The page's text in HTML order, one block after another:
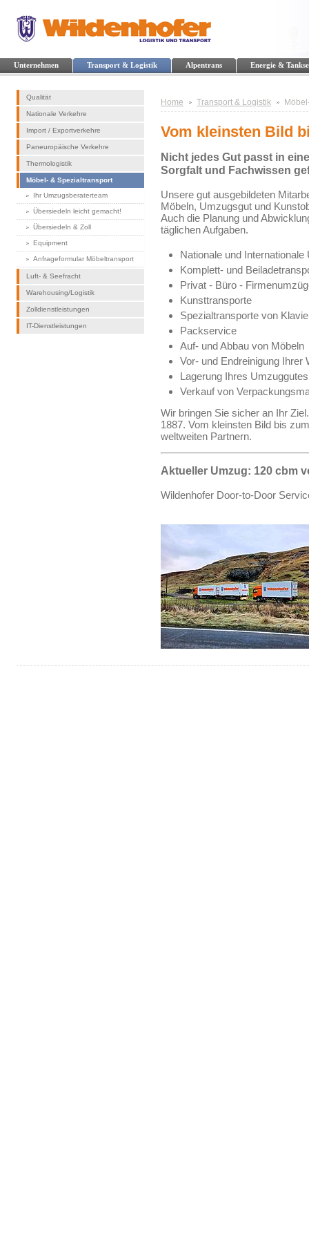
Unternehmen Transport & Logistik Alpentrans Energie &
Qualität
Nationale Verkehre
Import / Exportverkehre
Paneuropäische Verkehre
Thermologistik
Möbel- & Spezialtransport
Ihr Umzugsberaterteam
Übersiedeln leicht gemacht!
Übersiedeln & Zoll
Equipment
Anfrageformular Möbeltransport
Luft- & Seefracht
Warehousing/Logistik
Zolldienstleistungen
IT-Dienstleistungen
Home Transport & Logistik
Vom kleinsten Bild
Nicht jedes Gut passt in
Sorgfalt und Fachwissen
Unsere gut ausgebildeten
Möbeln, Umzugsgut und
Auch die Planung und
täglichen Aufgaben.
Nationale und Internationale
Komplett- und
Privat - Büro -
Kunsttransporte
Spezialtransporte von
Packservice
Auf- und Abbau von Möbeln
Vor- und Endreinigung Ihrer
Lagerung Ihres Umzuggutes
Verkauf von
Wir bringen Sie sicher an Ihr
1887. Vom kleinsten Bild bis
weltweiten Partnern.
Aktueller Umzug: 120 cbm
Wildenhofer Door-to-Door